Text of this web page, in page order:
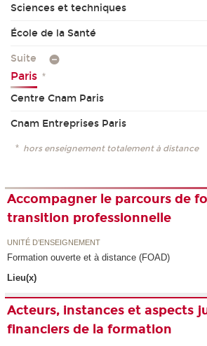
Sciences et techniques
École de la Santé
Suite
Paris *
Centre Cnam Paris
Cnam Entreprises Paris
* hors enseignement totalement à distance
Accompagner le parcours de
transition professionnelle
UNITÉ D’ENSEIGNEMENT
Formation ouverte et à distance (FOAD)
Lieu(x)
Acteurs, instances et aspects
financiers de la formation